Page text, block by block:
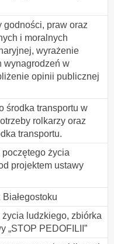
godności, praw oraz
i moralnych
wyrażenie
wynagrodzeń w
opinii publicznej
środka transportu w
rolkarzy oraz
transportu.
życia
projektem ustawy
ludzkiego, zbiórka
„STOP PEDOFILII”